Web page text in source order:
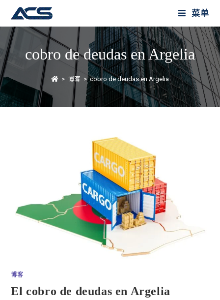
菜单
cobro de deudas en Argelia
> 博客 > cobro de deudas en Argelia
博客
El cobro de deudas en Argelia